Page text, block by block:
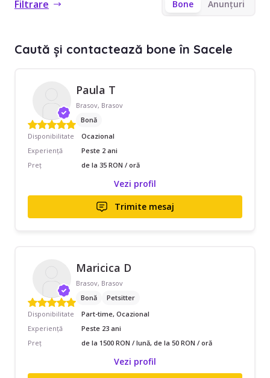
Filtrare Bone Anunțuri
Caută și contactează bone în Sacele
Paula T
Brasov, Brasov
Bonă
Disponibilitate
Ocazional
Experiență
Peste 2 ani
Preț
de la 35 RON / oră
Vezi profil
Trimite mesaj
Maricica D
Brasov, Brasov
Bonă
Petsitter
Disponibilitate
Part-time, Ocazional
Experiență
Peste 23 ani
Preț
de la 1500 RON / lună, de la 50 RON / oră
Vezi profil